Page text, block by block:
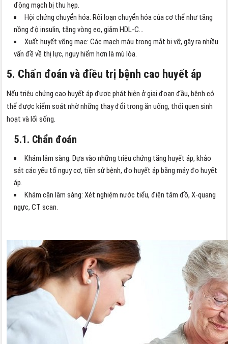
động mạch bị thu hẹp.
Hội chứng chuyển hóa: Rối loạn chuyển hóa của cơ thể như tăng
nồng độ insulin, tăng vòng eo, giảm HDL-C…
Xuất huyết võng mạc: Các mạch máu trong mắt bị vỡ, gây ra nhiều
vấn đề về thị lực, nguy hiểm hơn là mù lòa.
5. Chẩn đoán và điều trị bệnh cao huyết áp
Nếu triệu chứng cao huyết áp được phát hiện ở giai đoạn đầu, bệnh có
thể được kiểm soát nhờ những thay đổi trong ăn uống, thói quen sinh
hoạt và lối sống.
5.1. Chẩn đoán
Khám lâm sàng: Dựa vào những triệu chứng tăng huyết áp, khảo
sát các yếu tố nguy cơ, tiền sử bệnh, đo huyết áp bằng máy đo huyết
áp.
Khám cận lâm sàng: Xét nghiệm nước tiểu, điện tâm đồ, X-quang
ngực, CT scan.